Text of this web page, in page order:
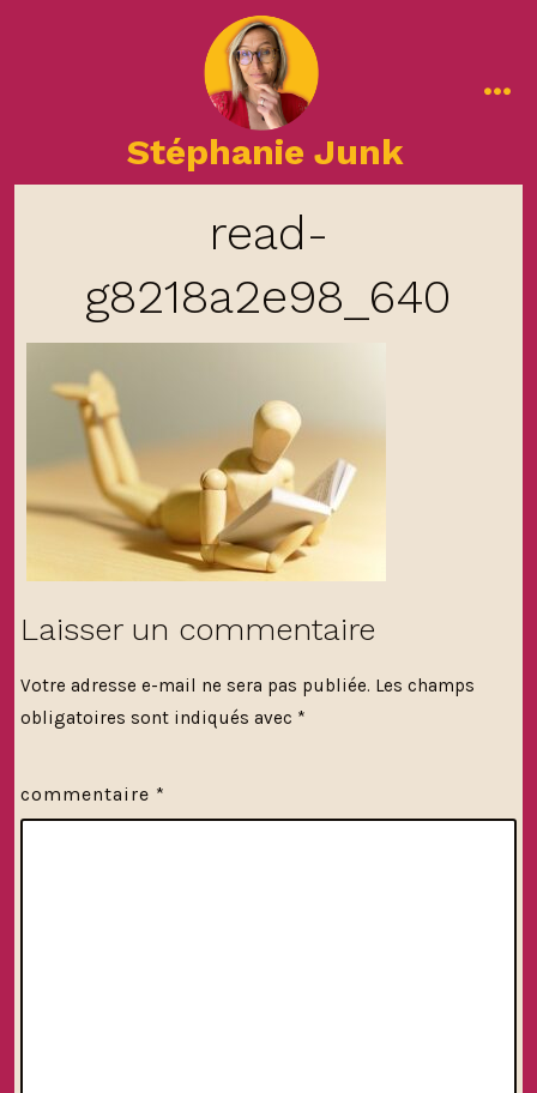
Stéphanie Junk
read-
g8218a2e98_640
Laisser un commentaire
Votre adresse e-mail ne sera pas publiée. Les champs
obligatoires sont indiqués avec *
commentaire *